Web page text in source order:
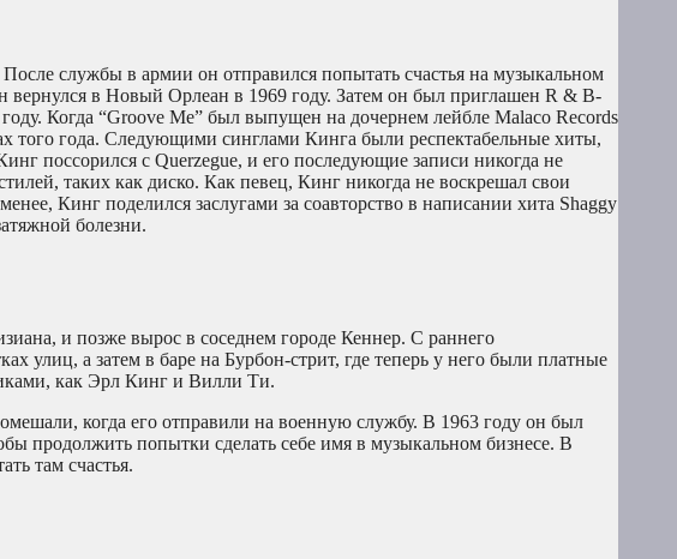
службы в армии он отправился попытать счастья на музыкальном
в Новый Орлеан в 1969 году. Затем он был приглашен R & B-
Когда “Groove Me” был выпущен на дочернем лейбле Malaco Records
того года. Следующими синглами Кинга были респектабельные хиты,
поссорился с Querzegue, и его последующие записи никогда не
таких как диско. Как певец, Кинг никогда не воскрешал свои
Кинг поделился заслугами за соавторство в написании хита Shaggy
болезни.
и позже вырос в соседнем городе Кеннер. С раннего
улиц, а затем в баре на Бурбон-стрит, где теперь у него были платные
как Эрл Кинг и Вилли Ти.
когда его отправили на военную службу. В 1963 году он был
продолжить попытки сделать себе имя в музыкальном бизнесе. В
там счастья.